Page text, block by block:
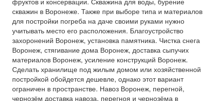
скважин в Воронеже. Также при выборе типа и материалов
для постройки погреба на даче своими руками нужно
учитывать место его расположения. Благоустройство
захоронений Воронеж, установка памятника. Чистка снега
Воронеж, стягивание дома Воронеж, доставка сыпучих
материалов Воронеж, усиление конструкций Воронеж.
Сделать хранилище под жилым домом или хозяйственной
постройкой обойдется дешевле, однако этот вариант
ограничен в пространстве. Навоз Воронеж, перегной,
чернозём доставка навоза, перегноя и чернозёма в